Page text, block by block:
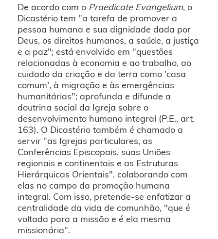
De acordo com o Praedicate Evangelium, o
Dicastério tem "a tarefa de promover a
pessoa humana e sua dignidade dada por
Deus, os direitos humanos, a saúde, a justiça
e a paz"; está envolvido em "questões
relacionadas à economia e ao trabalho, ao
cuidado da criação e da terra como 'casa
comum', à migração e às emergências
humanitárias"; aprofunda e difunde a
doutrina social da Igreja sobre o
desenvolvimento humano integral (P.E., art.
163). O Dicastério também é chamado a
servir "as Igrejas particulares, as
Conferências Episcopais, suas Uniões
regionais e continentais e as Estruturas
Hierárquicas Orientais", colaborando com
elas no campo da promoção humana
integral. Com isso, pretende-se enfatizar a
centralidade da vida de comunhão, "que é
voltada para a missão e é ela mesma
missionária".